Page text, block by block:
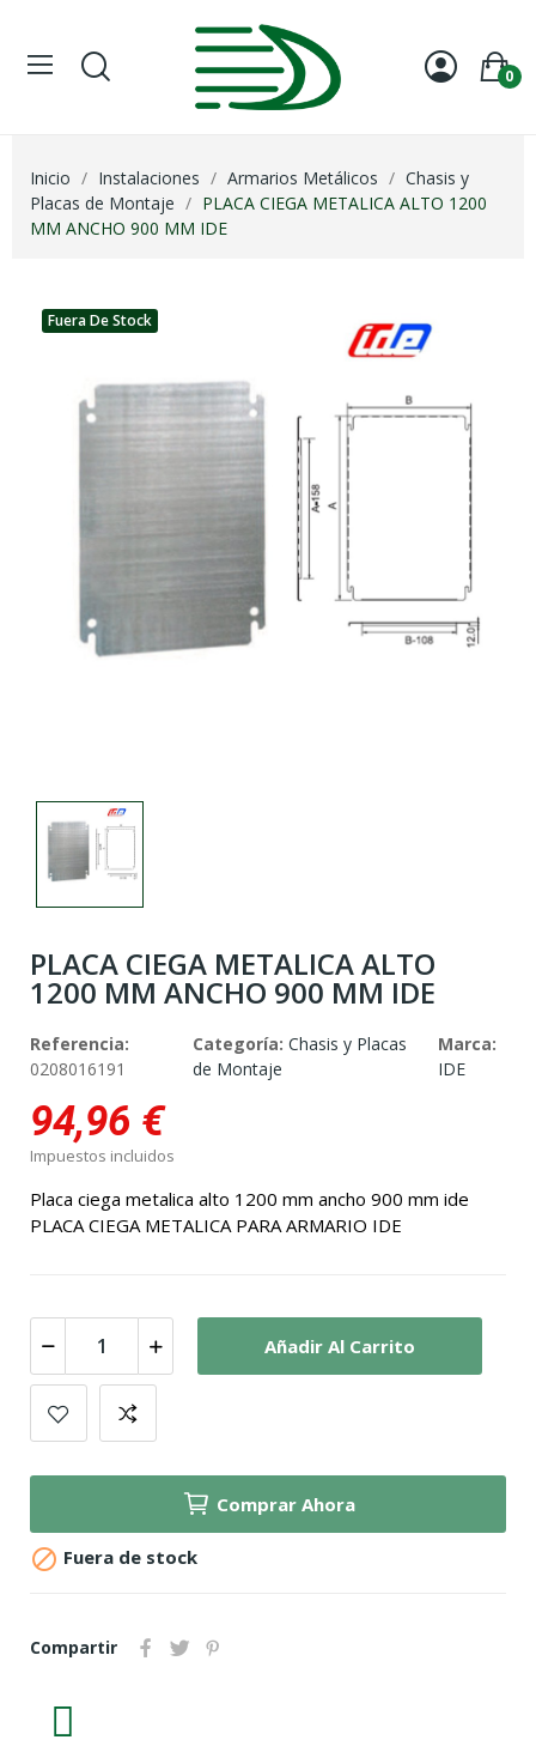
0
Inicio Instalaciones Armarios Metálicos
Chasis y
Placas de Montaje
PLACA CIEGA METALICA ALTO 1200
MM ANCHO 900 MM IDE
Fuera De Stock
PLACA CIEGA METALICA ALTO
1200 MM ANCHO 900 MM IDE
Referencia:
0208016191
Categoría: Chasis y Placas
de Montaje
Marca:
IDE
94,96 €
Impuestos incluidos
Placa ciega metalica alto 1200 mm ancho 900 mm ide
PLACA CIEGA METALICA PARA ARMARIO IDE
Añadir Al Carrito
Comprar Ahora
 Fuera de stock
Compartir